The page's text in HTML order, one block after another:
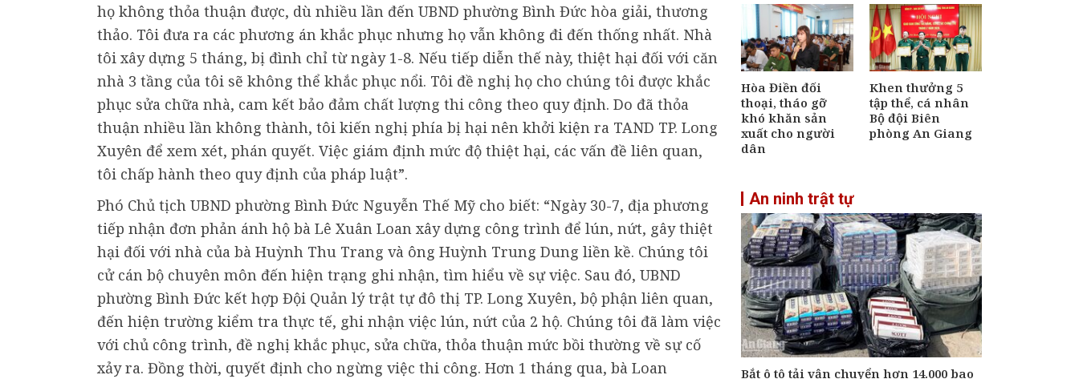
họ không thỏa thuận được, dù nhiều lần đến UBND phường Bình Đức hòa giải, thương
thảo. Tôi đưa ra các phương án khắc phục nhưng họ vẫn không đi đến thống nhất. Nhà
tôi xây dựng 5 tháng, bị đình chỉ từ ngày 1-8. Nếu tiếp diễn thế này, thiệt hại đối với căn
nhà 3 tầng của tôi sẽ không thể khắc phục nổi. Tôi đề nghị họ cho chúng tôi được khắc
phục sửa chữa nhà, cam kết bảo đảm chất lượng thi công theo quy định. Do đã thỏa
thuận nhiều lần không thành, tôi kiến nghị phía bị hại nên khởi kiện ra TAND TP. Long
Xuyên để xem xét, phán quyết. Việc giám định mức độ thiệt hại, các vấn đề liên quan,
tôi chấp hành theo quy định của pháp luật”.
Phó Chủ tịch UBND phường Bình Đức Nguyễn Thế Mỹ cho biết: “Ngày 30-7, địa phương
tiếp nhận đơn phản ánh hộ bà Lê Xuân Loan xây dựng công trình để lún, nứt, gây thiệt
hại đối với nhà của bà Huỳnh Thu Trang và ông Huỳnh Trung Dung liền kề. Chúng tôi
cử cán bộ chuyên môn đến hiện trạng ghi nhận, tìm hiểu về sự việc. Sau đó, UBND
phường Bình Đức kết hợp Đội Quản lý trật tự đô thị TP. Long Xuyên, bộ phận liên quan,
đến hiện trường kiểm tra thực tế, ghi nhận việc lún, nứt của 2 hộ. Chúng tôi đã làm việc
với chủ công trình, đề nghị khắc phục, sửa chữa, thỏa thuận mức bồi thường về sự cố
xảy ra. Đồng thời, quyết định cho ngừng việc thi công. Hơn 1 tháng qua, bà Loan
Hòa Điền đối
thoại, tháo gỡ
khó khăn sản
xuất cho người
dân
Khen thưởng 5
tập thể, cá nhân
Bộ đội Biên
phòng An Giang
An ninh trật tự
Bắt ô tô tải vận chuyển hơn 14.000 bao